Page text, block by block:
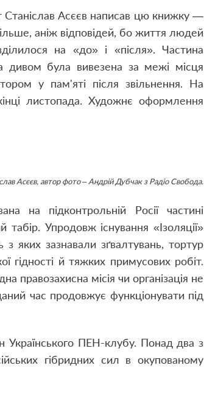
Асєєв написав цю книжку —
аніж відповідей, бо життя людей
на «до» і «після». Частина
дивом була вивезена за межі місця
у пам'яті після звільнення. На
листопада. Художнє оформлення
Асєєв, автор фото – Андрій Дубчак з Радіо Свобода.
на підконтрольній Росії частині
Упродовж існування «Ізоляції»
яких зазнавали зґвалтувань, тортур
й тяжких примусових робіт.
правозахисна місія чи організація не
час продовжує функціонувати під
Українського ПЕН-клубу. Понад два з
гібридних сил в окупованому